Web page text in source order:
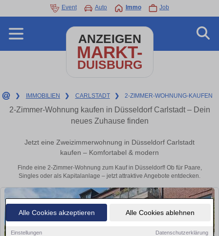
Alle Cookies akzeptieren Alle Cookies ablehnen
Einstellungen Datenschutzerklärung
Event Auto Immo Job
ANZEIGEN
MARKT-
DUISBURG
❯ IMMOBILIEN ❯ CARLSTADT ❯ 2-ZIMMER-WOHNUNG-KAUFEN
2-Zimmer-Wohnung kaufen in Düsseldorf Carlstadt – Dein
neues Zuhause finden
Jetzt eine Zweizimmerwohnung in Düsseldorf Carlstadt
kaufen – Komfortabel & modern
Finde eine 2-Zimmer-Wohnung zum Kauf in Düsseldorf! Ob für Paare,
Singles oder als Kapitalanlage – jetzt attraktive Angebote entdecken.